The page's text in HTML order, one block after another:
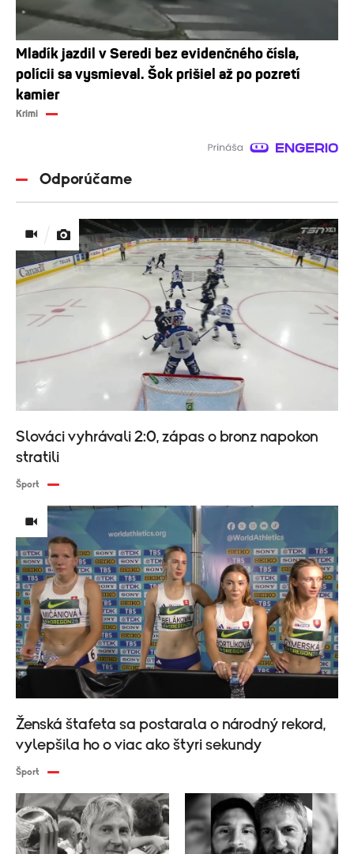
Mladík jazdil v Seredi bez evidenčného čísla,
polícii sa vysmieval. Šok prišiel až po pozretí
kamier
Krimi
Odporúčame
Slováci vyhrávali 2:0, zápas o bronz napokon
stratili
Šport
Ženská štafeta sa postarala o národný rekord,
vylepšila ho o viac ako štyri sekundy
Šport